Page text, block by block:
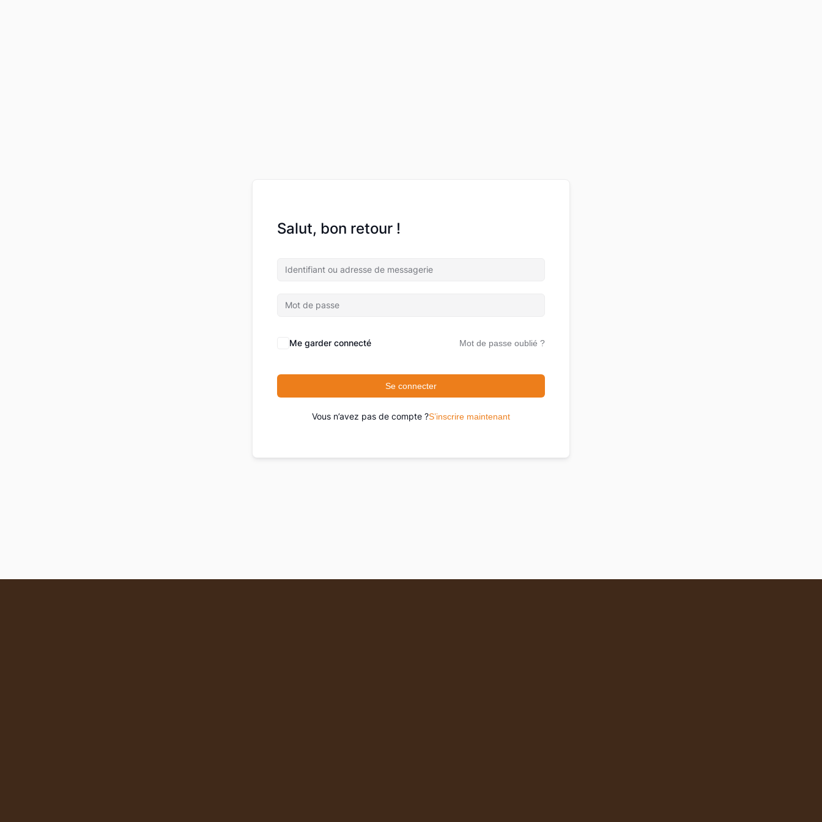
Salut, bon retour !
Me garder connecté Mot de passe oublié ?
Se connecter
Vous n’avez pas de compte ?S’inscrire maintenant